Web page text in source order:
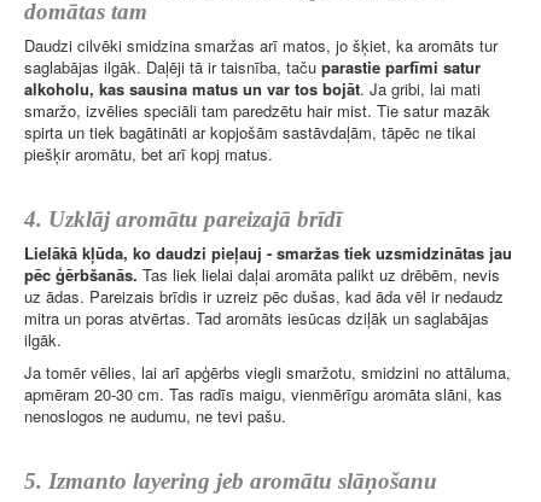
domātas tam
Daudzi cilvēki smidzina smaržas arī matos, jo šķiet, ka aromāts tur
saglabājas ilgāk. Daļēji tā ir taisnība, taču parastie parfīmi satur
alkoholu, kas sausina matus un var tos bojāt. Ja gribi, lai mati
smaržo, izvēlies speciāli tam paredzētu hair mist. Tie satur mazāk
spirta un tiek bagātināti ar kopjošām sastāvdaļām, tāpēc ne tikai
piešķir aromātu, bet arī kopj matus.
4. Uzklāj aromātu pareizajā brīdī
Lielākā kļūda, ko daudzi pieļauj - smaržas tiek uzsmidzinātas jau
pēc ģērbšanās. Tas liek lielai daļai aromāta palikt uz drēbēm, nevis
uz ādas. Pareizais brīdis ir uzreiz pēc dušas, kad āda vēl ir nedaudz
mitra un poras atvērtas. Tad aromāts iesūcas dziļāk un saglabājas
ilgāk.
Ja tomēr vēlies, lai arī apģērbs viegli smaržotu, smidzini no attāluma,
apmēram 20-30 cm. Tas radīs maigu, vienmērīgu aromāta slāni, kas
nenoslogos ne audumu, ne tevi pašu.
5. Izmanto layering jeb aromātu slāņošanu